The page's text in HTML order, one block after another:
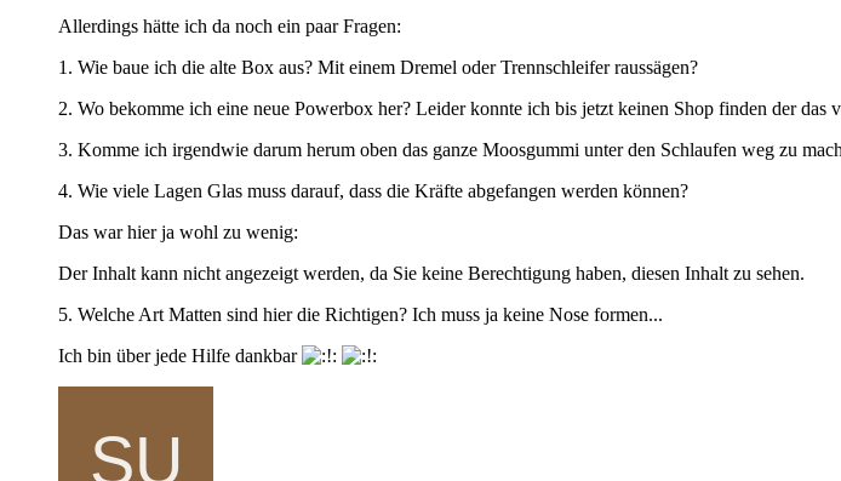
Allerdings hätte ich da noch ein paar Fragen:
1. Wie baue ich die alte Box aus? Mit einem Dremel oder Trennschleifer raussägen?
2. Wo bekomme ich eine neue Powerbox her? Leider konnte ich bis jetzt keinen Shop finden der das
3. Komme ich irgendwie darum herum oben das ganze Moosgummi unter den Schlaufen weg zu
4. Wie viele Lagen Glas muss darauf, dass die Kräfte abgefangen werden können?
Das war hier ja wohl zu wenig:
Der Inhalt kann nicht angezeigt werden, da Sie keine Berechtigung haben, diesen Inhalt zu sehen.
5. Welche Art Matten sind hier die Richtigen? Ich muss ja keine Nose formen...
Ich bin über jede Hilfe dankbar